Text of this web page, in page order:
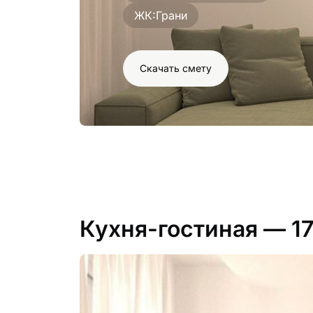
ЖК:Грани
Скачать смету
Кухня-гостиная —